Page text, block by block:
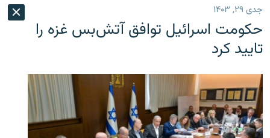
بازگشت
منوی
اصلی
به
صفحه
جستجو
منطقه
شرق میانه
افغانستان
جهان
جدول نشرات
مصاحبه‌ها
مجموعه تصویری
ورزش
بحران مهاجرت
جدی ۲۹, ۱۴۰۳
حکومت اسرائیل توافق آتش‌بس غزه را
تایید کرد